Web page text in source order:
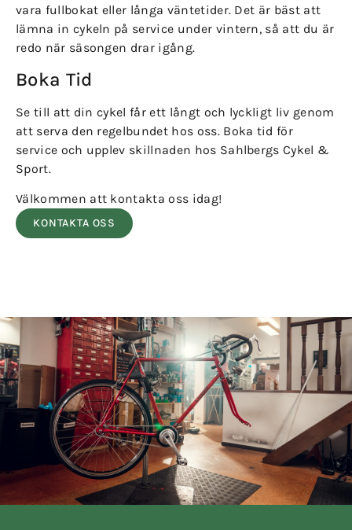
vara fullbokat eller långa väntetider. Det är bäst att
lämna in cykeln på service under vintern, så att du är
redo när säsongen drar igång.
Boka Tid
Se till att din cykel får ett långt och lyckligt liv genom
att serva den regelbundet hos oss. Boka tid för
service och upplev skillnaden hos Sahlbergs Cykel &
Sport.
Välkommen att kontakta oss idag!
KONTAKTA OSS